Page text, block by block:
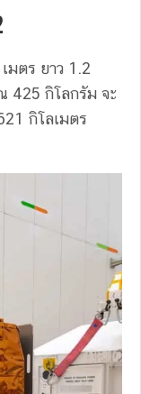
มตร ยาว 1.2
425 กิโลกรัม จะ
กิโลเมตร